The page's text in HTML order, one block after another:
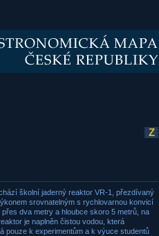
Z
školní jaderný reaktor VR-1, přezdívaný
srovnatelným s rychlovarnou konvicí
dva metry a hloubce skoro 5 metrů, na
je naplněn čistou vodou, která
pouze k experimentům a k výuce studentů